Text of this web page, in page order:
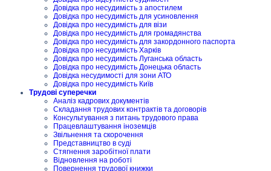
Довідка про несудимість з апостилем
Довідка про несудимість для усиновлення
Довідка про несудимість для візи
Довідка про несудимість для громадянства
Довідка про несудимість для закордонного паспорта
Довідка про несудимість Харків
Довідка про несудимість Луганська область
Довідка про несудимість Донецька область
Довідка несудимості для зони АТО
Довідка про несудимість Київ
Трудові суперечки
Аналіз кадрових документів
Складання трудових контрактів та договорів
Консультування з питань трудового права
Працевлаштування іноземців
Звільнення та скорочення
Представництво в суді
Стягнення заробітної плати
Відновлення на роботі
Повернення трудової книжки